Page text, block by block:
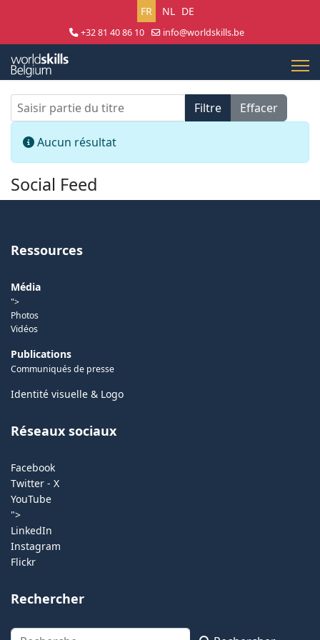
Sélectionnez votre langue
FR NL DE
+32 81 40 86 10
info@worldskills.be
Saisir partie du titre Filtre
Effacer
Info
Aucun résultat
Social Feed
Ressources
Média
">
Photos
Vidéos
Publications
Communiqués de presse
Identité visuelle & Logo
Réseaux sociaux
Facebook
Twitter - X
YouTube
">
LinkedIn
Instagram
Flickr
Rechercher
Rechercher